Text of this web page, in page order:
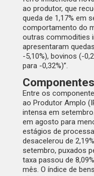
ao produtor, que
queda de 1,17% em
comportamento do
outras commodities
apresentaram
-5,10%), bovinos (-
para -0,32%)”.
Componentes
Entre os
ao Produtor Amplo
intensa em
em agosto para
estágios de
desacelerou de
setembro, puxados
taxa passou de
mês. O índice de